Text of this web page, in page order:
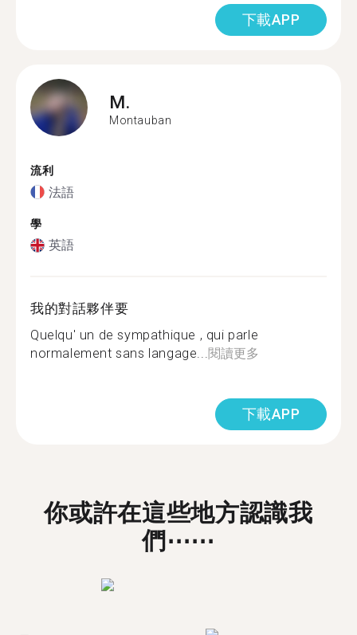
下載APP
M.
Montauban
流利
法語
學
英語
我的對話夥伴要
Quelqu' un de sympathique , qui parle
normalement sans langage...閱讀更多
下載APP
你或許在這些地方認識我
們⋯⋯